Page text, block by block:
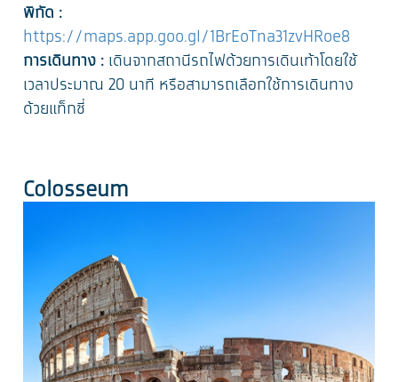
พิกัด :
https://maps.app.goo.gl/1BrEoTna31zvHRoe8
การเดินทาง : เดินจากสถานีรถไฟด้วยการเดินเท้าโดยใช้
เวลาประมาณ 20 นาที หรือสามารถเลือกใช้การเดินทาง
ด้วยแท็กซี่
Colosseum